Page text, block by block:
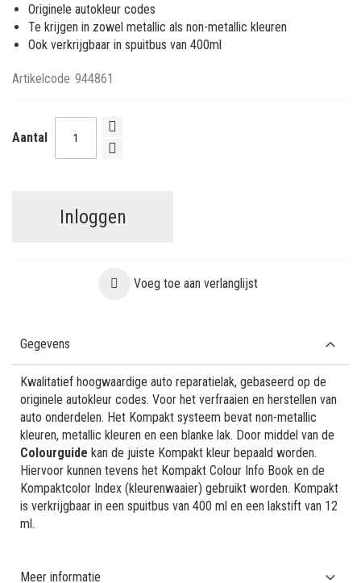
Originele autokleur codes
Te krijgen in zowel metallic als non-metallic kleuren
Ook verkrijgbaar in spuitbus van 400ml
Artikelcode 944861
Aantal
Inloggen
Voeg toe aan verlanglijst
Gegevens
Kwalitatief hoogwaardige auto reparatielak, gebaseerd op de
originele autokleur codes. Voor het verfraaien en herstellen van
auto onderdelen. Het Kompakt systeem bevat non-metallic
kleuren, metallic kleuren en een blanke lak. Door middel van de
Colourguide kan de juiste Kompakt kleur bepaald worden.
Hiervoor kunnen tevens het Kompakt Colour Info Book en de
Kompaktcolor Index (kleurenwaaier) gebruikt worden. Kompakt
is verkrijgbaar in een spuitbus van 400 ml en een lakstift van 12
ml.
Meer informatie